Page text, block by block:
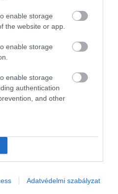
enable storage
the website or app.
enable storage
enable storage
authentication
and other
Adatvédelmi szabályzat